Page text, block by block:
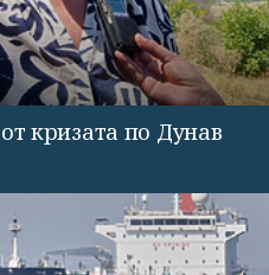
кризата по Дунав